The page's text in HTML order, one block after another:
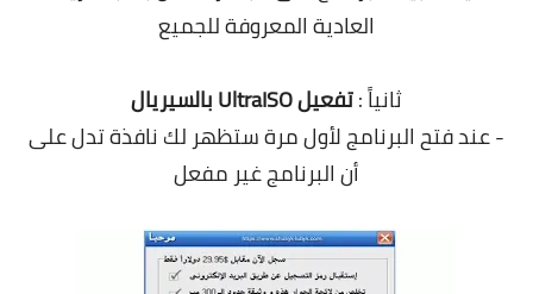
العادية المعروفة للجميع
ثانياً :تفعيل UltraISO بالسيريال
- عند فتح البرنامج لأول مرة ستظهر لك نافذة تدل على
أن البرنامج غير مفعل